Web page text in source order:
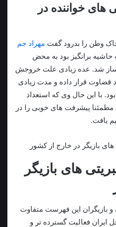
های خواننده در
خاک وطن را بدرود گفت مهراد جم
برانگیز بود به محض
شد. عده زیادی علت خروجش
قضاوت قرار داده و مدت زیادی
با این حال وی که استعداد
مطمئنا پیشرفت های خوبی را در
یافت.
های بازیگر
و بازیگران این فهرست متفاوت
ایران فعالیت گسترده تر و